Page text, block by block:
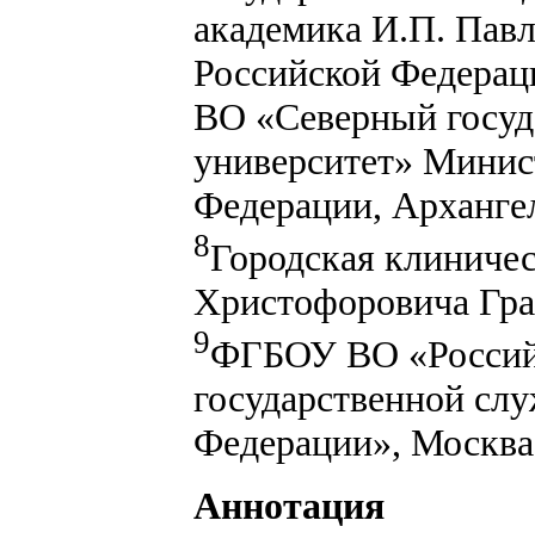
академика И.П.
Российской
ВО «Северный
университет»
Федерации,
8Городская
Христофоровича
9ФГБОУ ВО
государственной
Федерации»,
Аннотация